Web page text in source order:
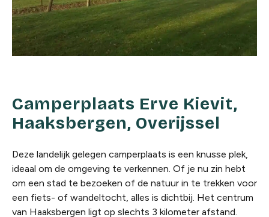
Camperplaats Erve Kievit,
Haaksbergen, Overijssel
Deze landelijk gelegen camperplaats is een knusse plek,
ideaal om de omgeving te verkennen. Of je nu zin hebt
om een stad te bezoeken of de natuur in te trekken voor
een fiets- of wandeltocht, alles is dichtbij. Het centrum
van Haaksbergen ligt op slechts 3 kilometer afstand.